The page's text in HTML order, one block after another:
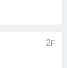
2F